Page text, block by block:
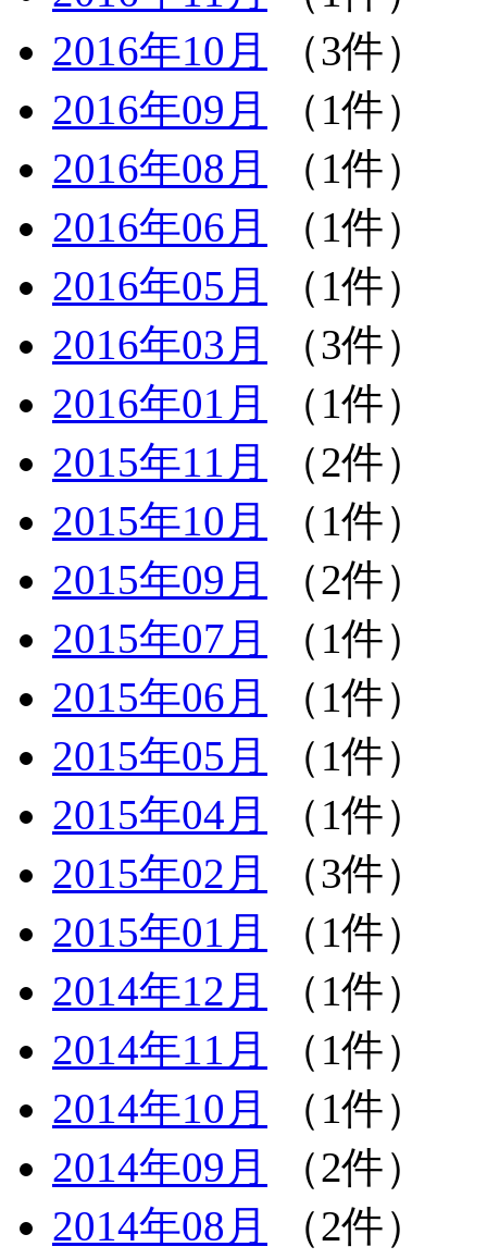
2016年10月
（3件）
2016年09月
（1件）
2016年08月
（1件）
2016年06月
（1件）
2016年05月
（1件）
2016年03月
（3件）
2016年01月
（1件）
2015年11月
（2件）
2015年10月
（1件）
2015年09月
（2件）
2015年07月
（1件）
2015年06月
（1件）
2015年05月
（1件）
2015年04月
（1件）
2015年02月
（3件）
2015年01月
（1件）
2014年12月
（1件）
2014年11月
（1件）
2014年10月
（1件）
2014年09月
（2件）
2014年08月
（2件）